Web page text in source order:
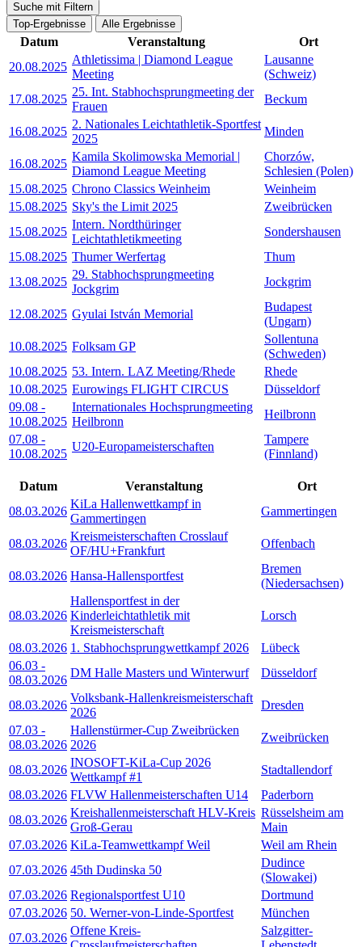
Suche mit Filtern
Top-Ergebnisse
Alle Ergebnisse
Datum Veranstaltung
Ort
20.08.2025
Athletissima | Diamond League
Meeting
Lausanne
(Schweiz)
17.08.2025
25. Int. Stabhochsprungmeeting der
Frauen
Beckum
16.08.2025
2. Nationales Leichtathletik-Sportfest
2025
Minden
16.08.2025
Kamila Skolimowska Memorial |
Diamond League Meeting
Chorzów,
Schlesien (Polen)
15.08.2025 Chrono Classics Weinheim
Weinheim
15.08.2025 Sky's the Limit 2025
Zweibrücken
15.08.2025
Intern. Nordthüringer
Leichtathletikmeeting
Sondershausen
15.08.2025 Thumer Werfertag
Thum
13.08.2025
29. Stabhochsprungmeeting
Jockgrim
Jockgrim
12.08.2025 Gyulai István Memorial
Budapest
(Ungarn)
10.08.2025 Folksam GP
Sollentuna
(Schweden)
10.08.2025 53. Intern. LAZ Meeting/Rhede
Rhede
10.08.2025 Eurowings FLIGHT CIRCUS
Düsseldorf
09.08 -
10.08.2025
Internationales Hochsprungmeeting
Heilbronn
Heilbronn
07.08 -
10.08.2025
U20-Europameisterschaften
Tampere
(Finnland)
Datum Veranstaltung
Ort
08.03.2026
KiLa Hallenwettkampf in
Gammertingen
Gammertingen
08.03.2026
Kreismeisterschaften Crosslauf
OF/HU+Frankfurt
Offenbach
08.03.2026 Hansa-Hallensportfest
Bremen
(Niedersachsen)
08.03.2026
Hallensportfest in der
Kinderleichtathletik mit
Kreismeisterschaft
Lorsch
08.03.2026 1. Stabhochsprungwettkampf 2026
Lübeck
06.03 -
08.03.2026
DM Halle Masters und Winterwurf Düsseldorf
08.03.2026
Volksbank-Hallenkreismeisterschaft
2026
Dresden
07.03 -
08.03.2026
Hallenstürmer-Cup Zweibrücken
2026
Zweibrücken
08.03.2026
INOSOFT-KiLa-Cup 2026
Wettkampf #1
Stadtallendorf
08.03.2026 FLVW Hallenmeisterschaften U14
Paderborn
08.03.2026
Kreishallenmeisterschaft HLV-Kreis
Groß-Gerau
Rüsselsheim am
Main
07.03.2026 KiLa-Teamwettkampf Weil
Weil am Rhein
07.03.2026 45th Dudinska 50
Dudince
(Slowakei)
07.03.2026 Regionalsportfest U10
Dortmund
07.03.2026 50. Werner-von-Linde-Sportfest
München
07.03.2026
Offene Kreis-
Salzgitter-